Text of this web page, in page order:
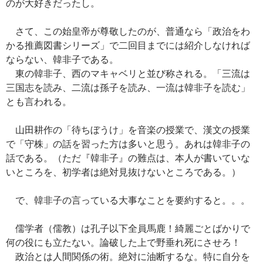
のが大好きだったし。
さて、この始皇帝が尊敬したのが、普通なら「政治をわ
かる推薦図書シリーズ」で二回目までには紹介しなければ
ならない、韓非子である。
東の韓非子、西のマキャベリと並び称される。「三流は
三国志を読み、二流は孫子を読み、一流は韓非子を読む」
とも言われる。
山田耕作の「待ちぼうけ」を音楽の授業で、漢文の授業
で「守株」の話を習った方は多いと思う。あれは韓非子の
話である。（ただ『韓非子』の難点は、本人が書いていな
いところを、初学者は絶対見抜けないところである。）
で、韓非子の言っている大事なことを要約すると。。。
儒学者（儒教）は孔子以下全員馬鹿！綺麗ごとばかりで
何の役にも立たない。論破した上で野垂れ死にさせろ！
政治とは人間関係の術。絶対に油断するな。特に自分を